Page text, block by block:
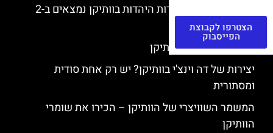
כתב יד ותיקן – אוצרות היהדות בוותיקן נמצאים ב-2
כתבי יד עתיקים
יצירות של רפאל בוותיקן
יצירות של דה וינצ'י בוותיקן? יש רק אחת סודית
ומסתורית
המשמר השוויצרי של הוותיקן – הכירו את שומרי
הוותיקן
הצטרפו לקבוצת
הפייסבוק